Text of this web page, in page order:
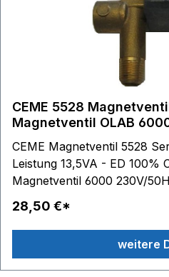
CEME 5528
Magnetventil OLAB
CEME Magnetventil 5528 Serie 588
Leistung 13,5VA - ED 100%
Magnetventil 6000 230V/50Hz - Leistung 9-12,5VA -
28,50 €*
weitere